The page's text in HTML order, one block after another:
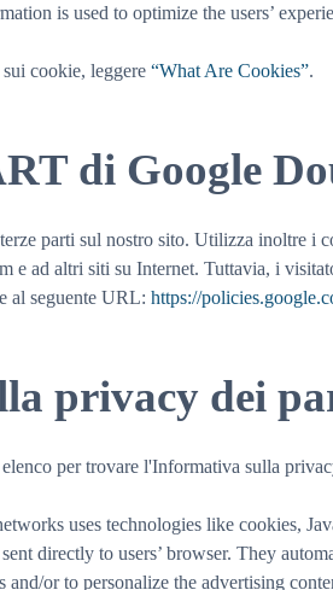
is used to optimize the users’
cookie, leggere “What Are Cookies”.
di Google
parti sul nostro sito. Utilizza inoltre i
e ad altri siti su Internet. Tuttavia, i
al seguente URL: https://
privacy dei
per trovare l'Informativa sulla
uses technologies like cookies,
directly to users’ browser. They
and/or to personalize the advertising